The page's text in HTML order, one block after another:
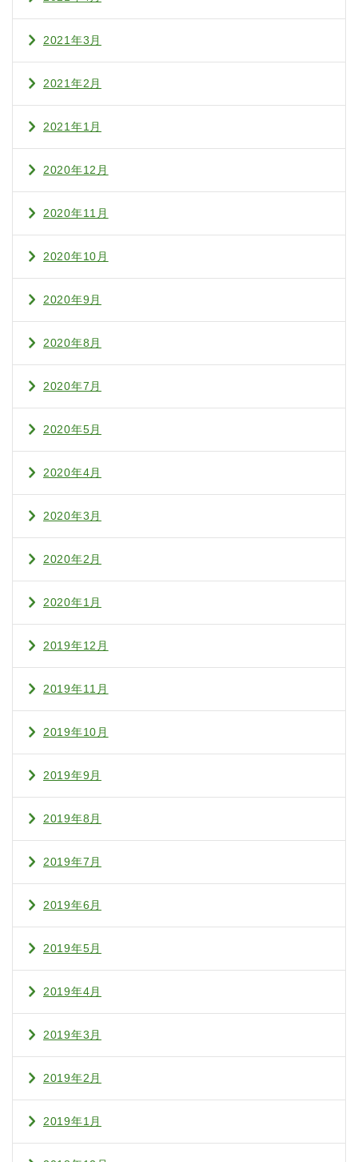
2021年3月
2021年2月
2021年1月
2020年12月
2020年11月
2020年10月
2020年9月
2020年8月
2020年7月
2020年5月
2020年4月
2020年3月
2020年2月
2020年1月
2019年12月
2019年11月
2019年10月
2019年9月
2019年8月
2019年7月
2019年6月
2019年5月
2019年4月
2019年3月
2019年2月
2019年1月